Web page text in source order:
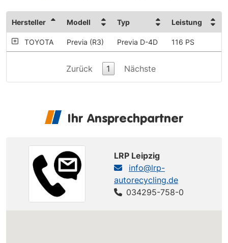
Hersteller Modell Typ Leistung
TOYOTA Previa (R3) Previa D-4D 116 PS
Zurück 1 Nächste
Ihr Ansprechpartner
LRP Leipzig
info@lrp-
autorecycling.de
034295-758-0